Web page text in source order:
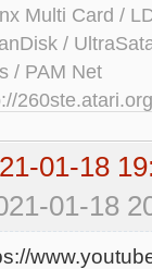
Multi Card /
/
/ PAM Net
260ste.atari.org
01-18
01-18